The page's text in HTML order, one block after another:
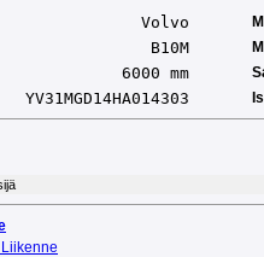
Volvo
B10M
6000 mm
YV31MGD14HA014303